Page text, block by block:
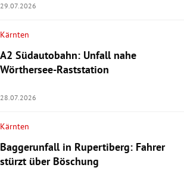
29.07.2026
Kärnten
A2 Südautobahn: Unfall nahe
Wörthersee-Raststation
28.07.2026
Kärnten
Baggerunfall in Rupertiberg: Fahrer
stürzt über Böschung